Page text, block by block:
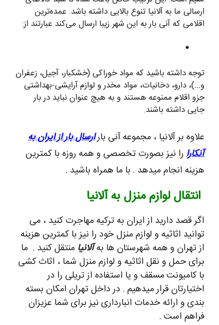
ارسالی ما به آلانیا تنوع بالایی داشته باشد. عمده‌ترین
اقلامی که آنی بار به این شهر زیبا ارسال می‌کند عبارتند از:
توجه داشته باشید که مواد خوراکی (خشکبار، آجیل، زعفران
و…)، دارو، دخانیات، مواد مخدر و لوازم آرایشی-بهداشتی
جزو اقلام ممنوعه هستند و به هیچ عنوان نباید در بار
جایی داشته باشند.
علاوه بر آلانیا ، مجموعه آنی بارارسال بار از ایران به
آنکارا را نیز بصورت تخصصی و همه روزه با کمترین
هزینه انجام میدهد . با ما همراه باشید .
انتقال لوازم منزل به آلانیا
اگر قصد دارید از ایران به ترکیه مهاجرت کنید ، می
توانید اثاثیه و لوازم منزل خود را نیز با کمترین هزینه
از تهران و همه شهرستان ها بهآلانیا منتقل کنید . ما
برای حمل و نقل اثاثیه و لوازم منزل شما ، اثاث کشی
با کامیونت مسقف و یا استفاده از تریلی را در
اختیارتان قرار میدهیم . در داخل تهران امکان بسته
بندی و ارائه خدمات انبارداری نیز برای شما عزیزان
فراهم است .